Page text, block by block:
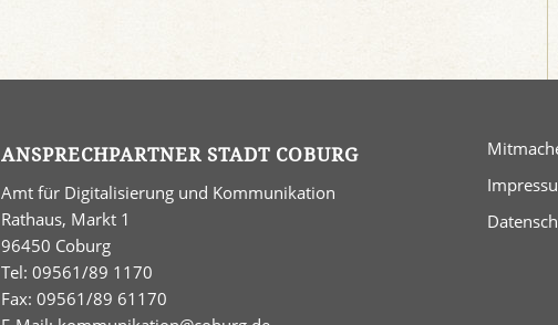
ANSPRECHPARTNER STADT COBURG
Amt für Digitalisierung und Kommunikation
Rathaus, Markt 1
96450 Coburg
Tel: 09561/89 1170
Fax: 09561/89 61170